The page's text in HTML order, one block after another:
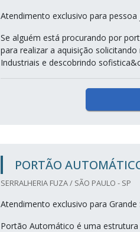
Atendimento exclusivo para pessoa
Se alguém está procurando por
para realizar a aquisição
Industriais e descobrindo
PORTÃO
SERRALHERIA FUZA / SÃO PAULO - SP
Atendimento exclusivo para Grande
Portão Automático é uma